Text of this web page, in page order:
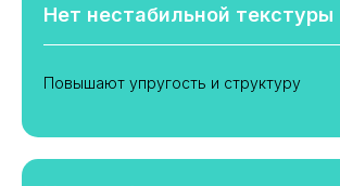
Нет нестабильной текстуры
Повышают упругость и структуру